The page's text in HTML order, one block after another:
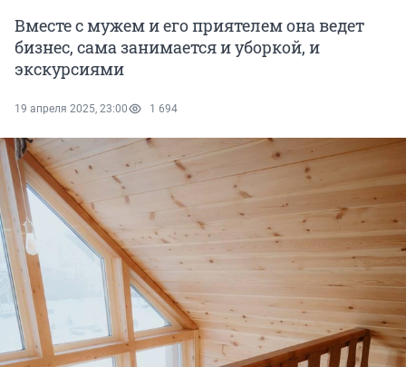
Вместе с мужем и его приятелем она ведет
бизнес, сама занимается и уборкой, и
экскурсиями
19 апреля 2025, 23:00 1 694